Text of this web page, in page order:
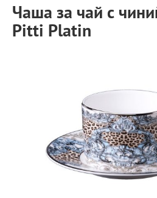
Чаша за чай с
Pitti Platin